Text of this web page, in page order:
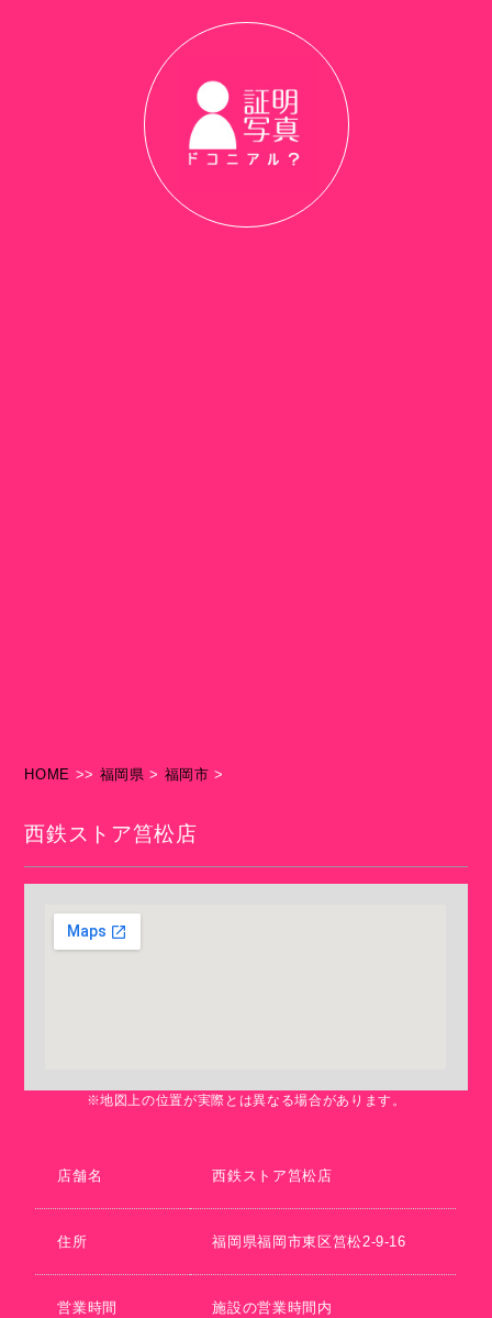
HOME >> 福岡県 > 福岡市 >
西鉄ストア筥松店
※地図上の位置が実際とは異なる場合があります。
店舗名 西鉄ストア筥松店
住所 福岡県福岡市東区筥松2-9-16
営業時間 施設の営業時間内